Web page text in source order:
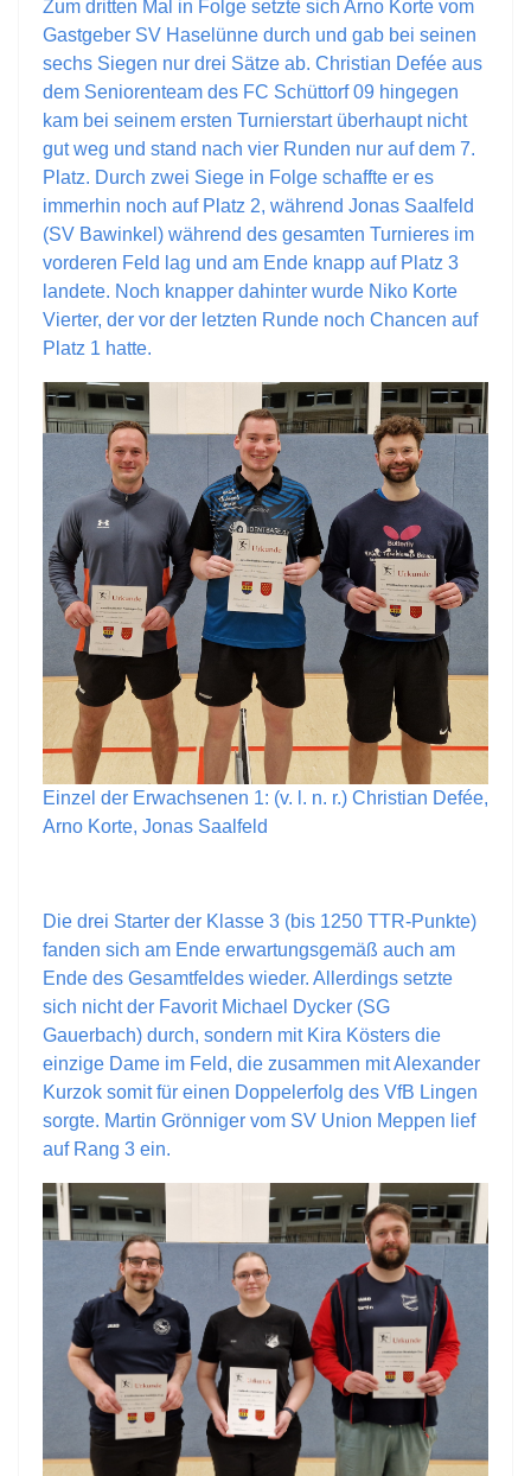
Zum dritten Mal in Folge setzte sich Arno Korte vom
Gastgeber SV Haselünne durch und gab bei seinen
sechs Siegen nur drei Sätze ab. Christian Defée aus
dem Seniorenteam des FC Schüttorf 09 hingegen
kam bei seinem ersten Turnierstart überhaupt nicht
gut weg und stand nach vier Runden nur auf dem 7.
Platz. Durch zwei Siege in Folge schaffte er es
immerhin noch auf Platz 2, während Jonas Saalfeld
(SV Bawinkel) während des gesamten Turnieres im
vorderen Feld lag und am Ende knapp auf Platz 3
landete. Noch knapper dahinter wurde Niko Korte
Vierter, der vor der letzten Runde noch Chancen auf
Platz 1 hatte.
Einzel der Erwachsenen 1: (v. l. n. r.) Christian Defée,
Arno Korte, Jonas Saalfeld
Die drei Starter der Klasse 3 (bis 1250 TTR-Punkte)
fanden sich am Ende erwartungsgemäß auch am
Ende des Gesamtfeldes wieder. Allerdings setzte
sich nicht der Favorit Michael Dycker (SG
Gauerbach) durch, sondern mit Kira Kösters die
einzige Dame im Feld, die zusammen mit Alexander
Kurzok somit für einen Doppelerfolg des VfB Lingen
sorgte. Martin Grönniger vom SV Union Meppen lief
auf Rang 3 ein.